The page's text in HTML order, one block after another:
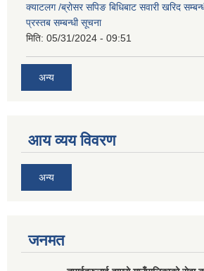
क्याटलग /ब्रोसर सपिङ बिधिबाट सवारी खरिद
प्रस्तब सम्बन्धी सूचना
मिति: 05/31/2024 - 09:51
अन्य
आय व्यय विवरण
अन्य
जनमत